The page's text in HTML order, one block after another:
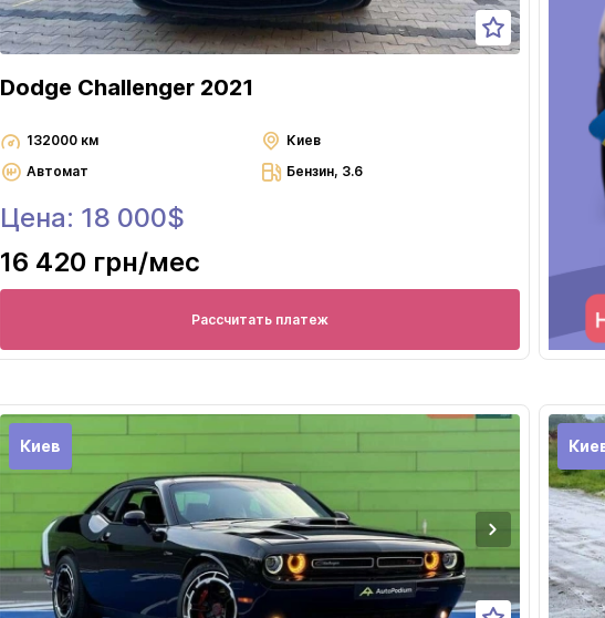
Dodge Challenger 2021
132000 км
Киев
Автомат
Бензин, 3.6
Цена: 18 000$
16 420 грн/мес
Рассчитать платеж
Киев